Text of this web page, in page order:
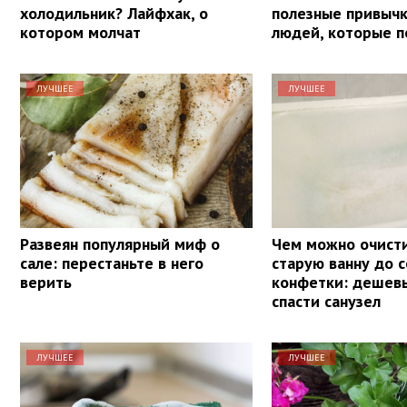
холодильник? Лайфхак, о
котором молчат
полезные
людей, которые
ЛУЧШЕЕ
Развеян популярный миф о
сале: перестаньте в него
верить
ЛУЧШЕЕ
Чем можно
старую ванну до
конфетки:
спасти санузел
ЛУЧШЕЕ ЛУЧШЕЕ